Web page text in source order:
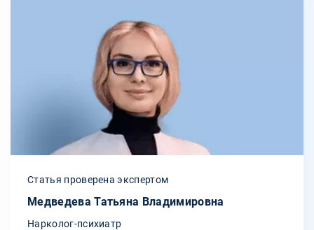
Статья проверена экспертом
Медведева Татьяна Владимировна
Нарколог-психиатр